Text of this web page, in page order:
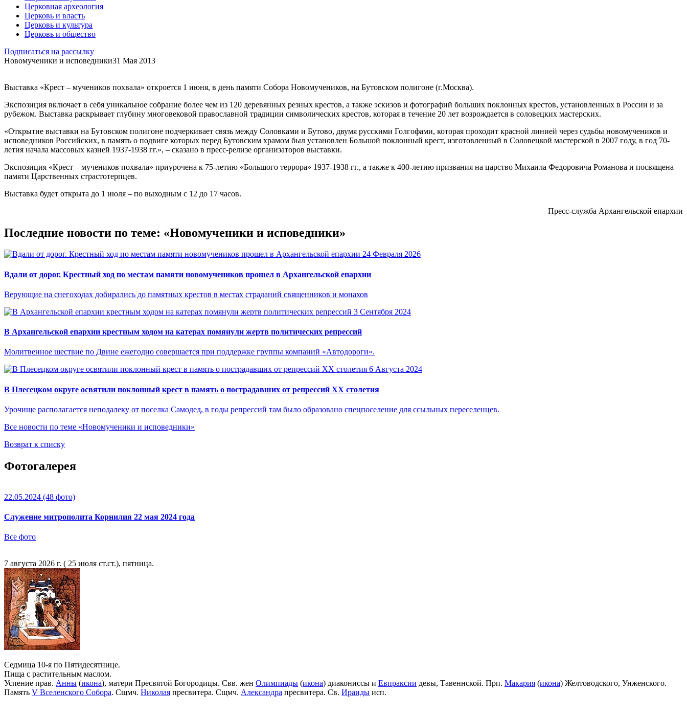
Церковная археология
Церковь и власть
Церковь и культура
Церковь и общество
Подписаться на рассылку
Новомученики и исповедники31 Мая 2013
Выставка «Крест – мучеников похвала» откроется 1 июня, в день памяти Собора Новомучеников, на Бутовском полигоне (г.Москва).
Экспозиция включает в себя уникальное собрание более чем из 120 деревянных резных крестов, а также эскизов и фотографий больших поклонных крестов, установленных в России и за
рубежом. Выставка раскрывает глубину многовековой православной традиции символических крестов, которая в течение 20 лет возрождается в соловецких мастерских.
«Открытие выставки на Бутовском полигоне подчеркивает связь между Соловками и Бутово, двумя русскими Голгофами, которая проходит красной линией через судьбы новомучеников и
исповедников Российских, в память о подвиге которых перед Бутовским храмом был установлен Большой поклонный крест, изготовленный в Соловецкой мастерской в 2007 году, в год 70-
летия начала массовых казней 1937-1938 гг.», – сказано в пресс-релизе организаторов выставки.
Экспозиция «Крест – мучеников похвала» приурочена к 75-летию «Большого террора» 1937-1938 гг., а также к 400-летию призвания на царство Михаила Федоровича Романова и посвящена
памяти Царственных страстотерпцев.
Выставка будет открыта до 1 июля – по выходным с 12 до 17 часов.
Пресс-служба Архангельской епархии
Последние новости по теме: «Новомученики и исповедники»
24 Февраля 2026
Вдали от дорог. Крестный ход по местам памяти новомучеников прошел в Архангельской епархии
Верующие на снегоходах добирались до памятных крестов в местах страданий священников и монахов
3 Сентября 2024
В Архангельской епархии крестным ходом на катерах помянули жертв политических репрессий
Молитвенное шествие по Двине ежегодно совершается при поддержке группы компаний «Автодороги».
6 Августа 2024
В Плесецком округе освятили поклонный крест в память о пострадавших от репрессий XX столетия
Урочище располагается неподалеку от поселка Самодед, в годы репрессий там было образовано спецпоселение для ссыльных переселенцев.
Все новости по теме «Новомученики и исповедники»
Возврат к списку
Фотогалерея
22.05.2024 (48 фото)
Служение митрополита Корнилия 22 мая 2024 года
Все фото
7 августа 2026 г. ( 25 июля ст.ст.), пятница.
Седмица 10-я по Пятидесятнице.
Пища с растительным маслом.
Успение прав. Анны (икона), матери Пресвятой Богородицы. Свв. жен Олимпиады (икона) диакониссы и Евпраксии девы, Тавеннской. Прп. Макария (икона) Желтоводского, Унженского.
Память V Вселенского Собора. Сщмч. Николая пресвитера. Сщмч. Александра пресвитера. Св. Ираиды исп.